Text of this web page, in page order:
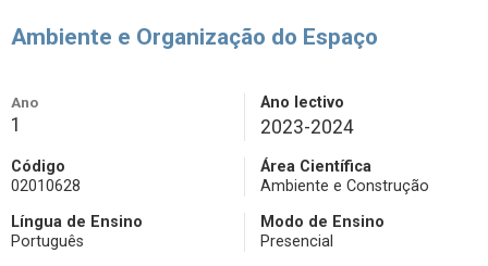
Ambiente e Organização do Espaço
Ano
1
Ano lectivo
2023-2024
Código
02010628
Área Científica
Ambiente e Construção
Língua de Ensino
Português
Modo de Ensino
Presencial